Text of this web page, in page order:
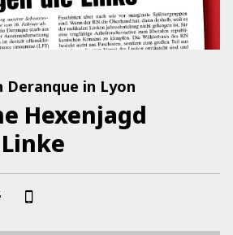
Deranque in Lyon
Hexenjagd